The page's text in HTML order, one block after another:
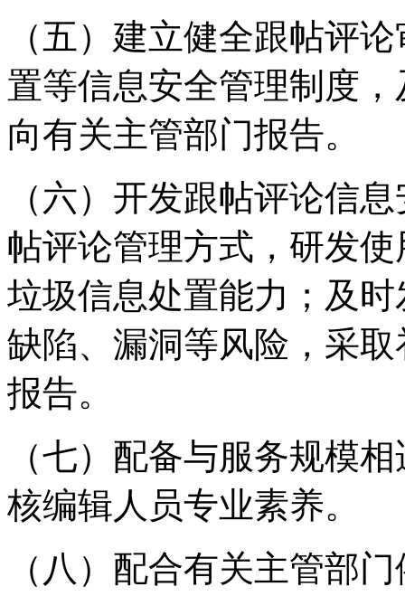
（五）建立健全跟帖评
置等信息安全管理制度
向有关主管部门报告。
（六）开发跟帖评论信
帖评论管理方式，研发
垃圾信息处置能力；及
缺陷、漏洞等风险，采
报告。
（七）配备与服务规模
核编辑人员专业素养。
（八）配合有关主管部